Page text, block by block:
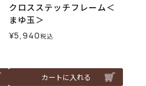
クロスステッチフレーム＜
まゆ玉＞
¥5,940税込
カートに入れる